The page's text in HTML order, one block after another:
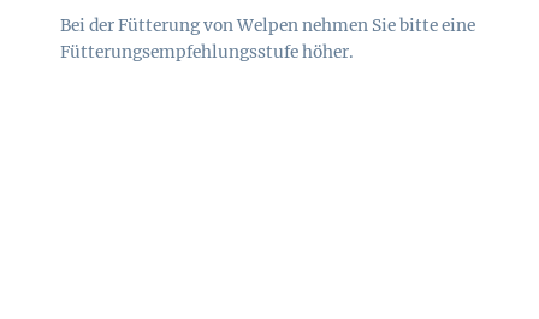
Bei der Fütterung von Welpen nehmen Sie bitte eine
Fütterungsempfehlungsstufe höher.